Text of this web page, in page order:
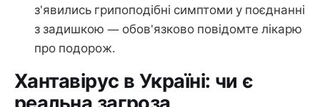
з'явились грипоподібні симптоми у поєднанні
з задишкою — обов'язково повідомте лікарю
про подорож.
Хантавірус в Україні: чи є